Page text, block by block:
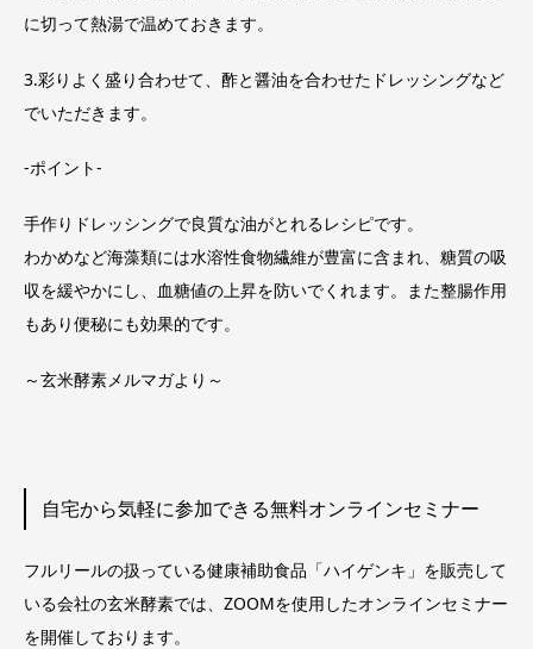
に切って熱湯で温めておきます。
3.彩りよく盛り合わせて、酢と醤油を合わせたドレッシングなど
でいただきます。
-ポイント-
手作りドレッシングで良質な油がとれるレシピです。
わかめなど海藻類には水溶性食物繊維が豊富に含まれ、糖質の吸
収を緩やかにし、血糖値の上昇を防いでくれます。また整腸作用
もあり便秘にも効果的です。
～玄米酵素メルマガより～
自宅から気軽に参加できる無料オンラインセミナー
フルリールの扱っている健康補助食品「ハイゲンキ」を販売して
いる会社の玄米酵素では、ZOOMを使用したオンラインセミナー
を開催しております。